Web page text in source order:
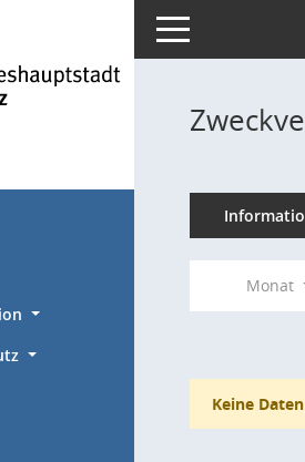
Toggle navigation
Monat
Keine